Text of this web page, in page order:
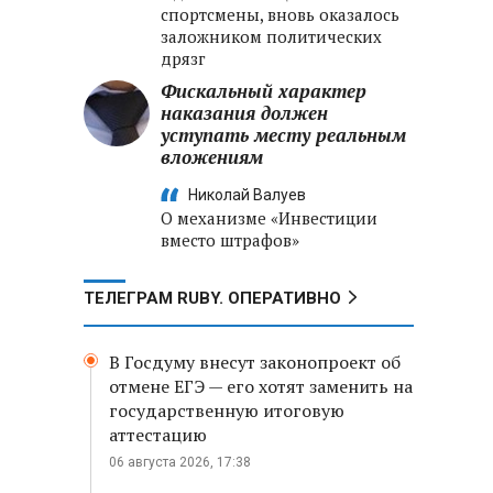
спортсмены, вновь оказалось
заложником политических
дрязг
Фискальный характер
наказания должен
уступать месту реальным
вложениям
Николай Валуев
О механизме «Инвестиции
вместо штрафов»
ТЕЛЕГРАМ RUBY. ОПЕРАТИВНО
В Госдуму внесут законопроект об
отмене ЕГЭ — его хотят заменить на
государственную итоговую
аттестацию
06 августа 2026, 17:38